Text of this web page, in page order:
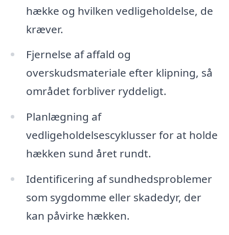
hække og hvilken vedligeholdelse, de
kræver.
Fjernelse af affald og
overskudsmateriale efter klipning, så
området forbliver ryddeligt.
Planlægning af
vedligeholdelsescyklusser for at holde
hækken sund året rundt.
Identificering af sundhedsproblemer
som sygdomme eller skadedyr, der
kan påvirke hækken.